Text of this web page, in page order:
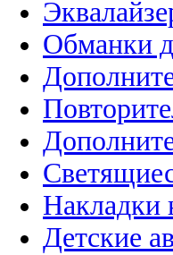
Обманки
Накладки
Детские